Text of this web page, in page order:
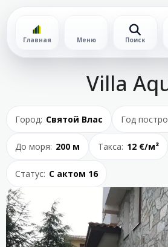
Главная Меню Поиск
Villa
Город: Святой Влас Год
До моря: 200 м Такса: 12 €/м²
Статус: С актом 16